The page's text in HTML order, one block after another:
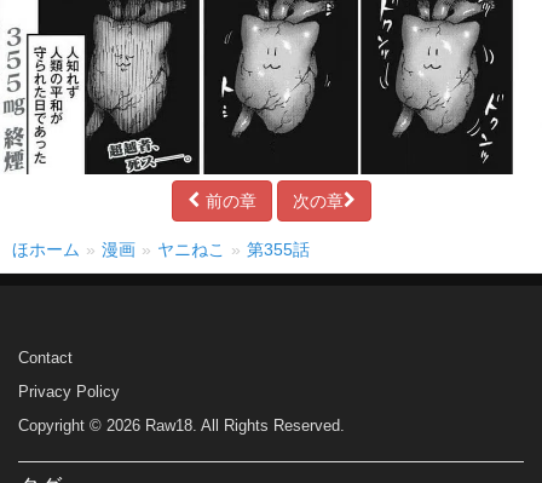
前の章 次の章
ほホーム 漫画 ヤニねこ 第355話
Contact
Privacy Policy
Copyright © 2026 Raw18. All Rights Reserved.